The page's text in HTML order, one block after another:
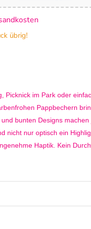
übrig!
Picknick im Park oder
Pappbechern
bunten Designs
nicht nur optisch ein
Haptik. Kein
sind sie ideal für
recycelbar und
zu müssen. Dank der